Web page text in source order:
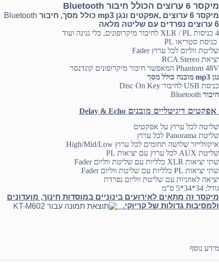
מיקסר 6 ערוצים הכולל חיבור Bluetooth
מיקסר 6 ערוצים ,אפקטים ונגן mp3 כולל מסך, חיבור
Bluetooth
6 ערוצים נפרדים עם שליטה מלאה
4 כניסות
XLR / PL לחיבור מיקרופונים, כלי נגינה ועוד
כניסת סטריאו PL
שליטת ווליום לכל ערוץFader
יציאת RCA Stereo
Phantom 48V המאפשר חיבור מיקרופונים קונדנסר
נגן mp3 מובנה כולל מסך
כניסת USB לחיבור Disc On Key
חיבור Bluetooth
אפקטים דיגיטליים מובנים Delay & Echo
שליטה לכל ערוץ על אפקטים
שליטת Panorama לכל ערוץ
איקוולייזר שלושה תחומים לכל ערוץ High/Mid/Low
שליטת AUX לכל ערוץ עם יציאות PL
שתי יציאות XLR כלליות עם שליטת ווליוםFader
שתי יציאות PL כלליות עם שליטת ווליוםFader
יציאה לאוזניות עם שליטת ווליום נפרדת
גודל: 34*34*5 ס”מ
מיקסר זה מתאים לאירועים בינוניים במוסדות חינוך, מועדונים
ולמסיבות גדולות של קריוקי.
מידע נוסף